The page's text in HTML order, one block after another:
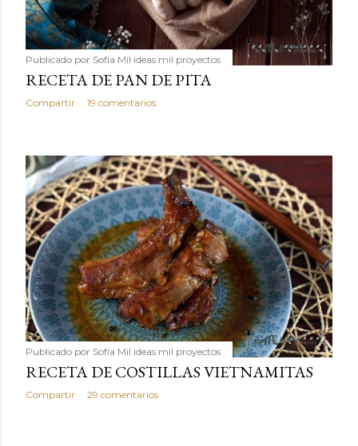
Publicado por Sofía Mil ideas mil proyectos
RECETA DE PAN DE PITA
Compartir 19 comentarios
Publicado por Sofía Mil ideas mil proyectos
RECETA DE COSTILLAS VIETNAMITAS
Compartir 29 comentarios